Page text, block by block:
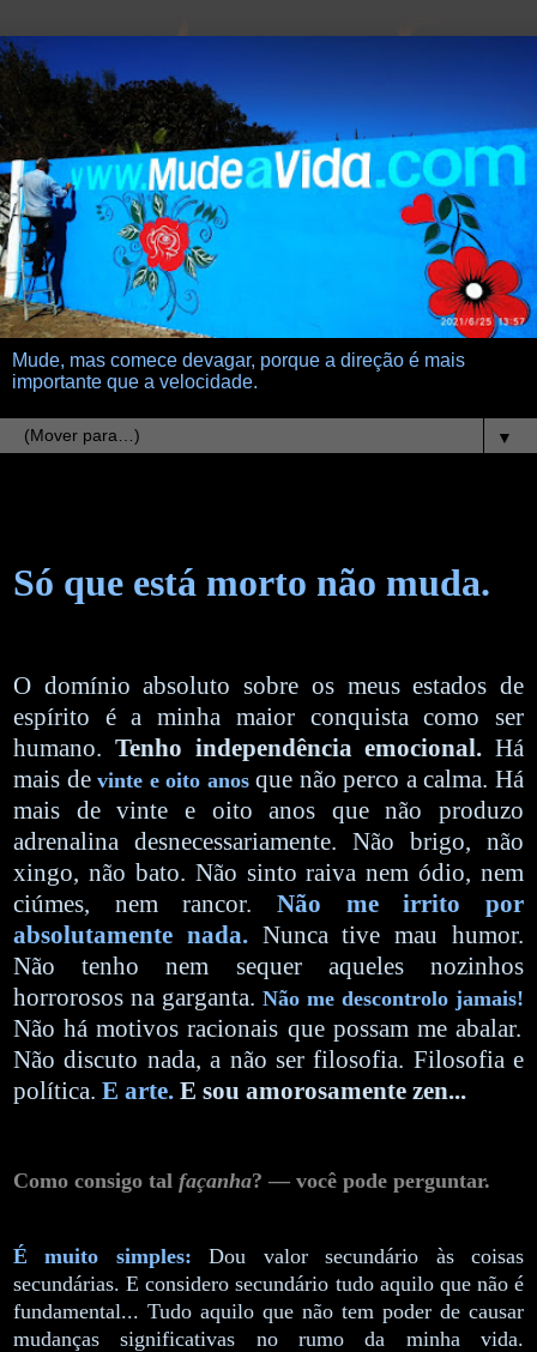
Mude, mas comece devagar, porque a direção é mais
importante que a velocidade.
▼
Só que está morto não muda.
O domínio absoluto sobre os meus estados de
espírito é a minha maior conquista como ser
humano. Tenho independência emocional. Há
mais devinte e oito anosque não perco a calma. Há
mais de vinte e oito anos que não produzo
adrenalina desnecessariamente. Não brigo, não
xingo, não bato. Não sinto raiva nem ódio, nem
ciúmes, nem rancor. Não me irrito por
absolutamente nada.Nunca tive mau humor.
Não tenho nem sequer aqueles nozinhos
horrorosos na garganta. Não me descontrolo jamais!
Não há motivos racionais que possam me abalar.
Não discuto nada, a não ser filosofia. Filosofia e
política. E arte. E sou amorosamente zen...
Como consigo tal façanha? — você pode perguntar.
É muito simples: Dou valor secundário às coisas
secundárias. E considero secundário tudo aquilo que não é
fundamental... Tudo aquilo que não tem poder de causar
mudanças significativas no rumo da minha vida.